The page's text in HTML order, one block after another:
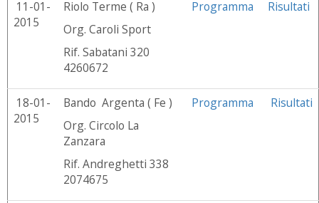
11-01-
2015
Riolo Terme ( Ra )
Org. Caroli Sport
Rif. Sabatani 320
4260672
Programma Risultati
18-01-
2015
Bando Argenta ( Fe )
Org. Circolo La
Zanzara
Rif. Andreghetti 338
2074675
Programma Risultati